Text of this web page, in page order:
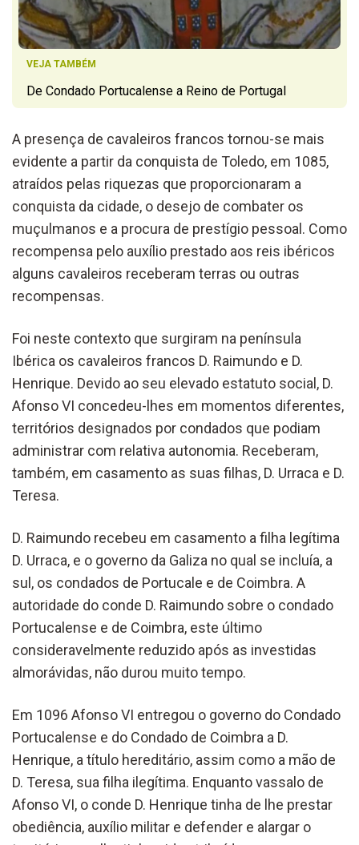
VEJA TAMBÉM
De Condado Portucalense a Reino de Portugal
A presença de cavaleiros francos tornou-se mais
evidente a partir da conquista de Toledo, em 1085,
atraídos pelas riquezas que proporcionaram a
conquista da cidade, o desejo de combater os
muçulmanos e a procura de prestígio pessoal. Como
recompensa pelo auxílio prestado aos reis ibéricos
alguns cavaleiros receberam terras ou outras
recompensas.
Foi neste contexto que surgiram na península
Ibérica os cavaleiros francos D. Raimundo e D.
Henrique. Devido ao seu elevado estatuto social, D.
Afonso VI concedeu-lhes em momentos diferentes,
territórios designados por condados que podiam
administrar com relativa autonomia. Receberam,
também, em casamento as suas filhas, D. Urraca e D.
Teresa.
D. Raimundo recebeu em casamento a filha legítima
D. Urraca, e o governo da Galiza no qual se incluía, a
sul, os condados de Portucale e de Coimbra. A
autoridade do conde D. Raimundo sobre o condado
Portucalense e de Coimbra, este último
consideravelmente reduzido após as investidas
almorávidas, não durou muito tempo.
Em 1096 Afonso VI entregou o governo do Condado
Portucalense e do Condado de Coimbra a D.
Henrique, a título hereditário, assim como a mão de
D. Teresa, sua filha ilegítima. Enquanto vassalo de
Afonso VI, o conde D. Henrique tinha de lhe prestar
obediência, auxílio militar e defender e alargar o